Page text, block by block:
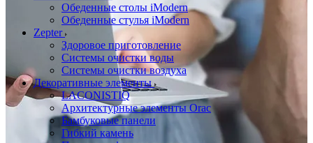
Обеденные столы iModern
Обеденные стулья iModern
Zepter
Здоровое приготовление
Системы очистки воды
Системы очистки воздуха
Декоративные элементы
LACONISTIQ
Архитектурные элементы Orac
Бамбуковые панели
Гибкий камень